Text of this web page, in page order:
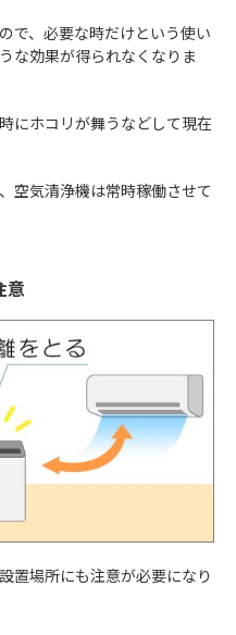
で、必要な時だけという使い
な効果が得られなくなりま
にホコリが舞うなどして現在
空気清浄機は常時稼働させて
意
置場所にも注意が必要になり